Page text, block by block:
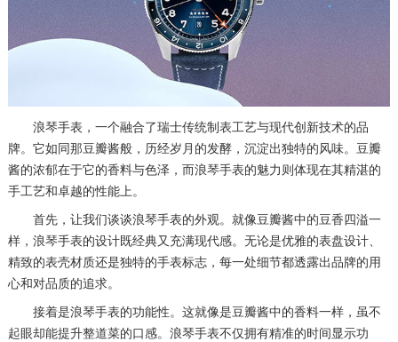
浪琴手表，一个融合了瑞士传统制表工艺与现代创新技术的品
牌。它如同那豆瓣酱般，历经岁月的发酵，沉淀出独特的风味。豆瓣
酱的浓郁在于它的香料与色泽，而浪琴手表的魅力则体现在其精湛的
手工艺和卓越的性能上。
首先，让我们谈谈浪琴手表的外观。就像豆瓣酱中的豆香四溢一
样，浪琴手表的设计既经典又充满现代感。无论是优雅的表盘设计、
精致的表壳材质还是独特的手表标志，每一处细节都透露出品牌的用
心和对品质的追求。
接着是浪琴手表的功能性。这就像是豆瓣酱中的香料一样，虽不
起眼却能提升整道菜的口感。浪琴手表不仅拥有精准的时间显示功